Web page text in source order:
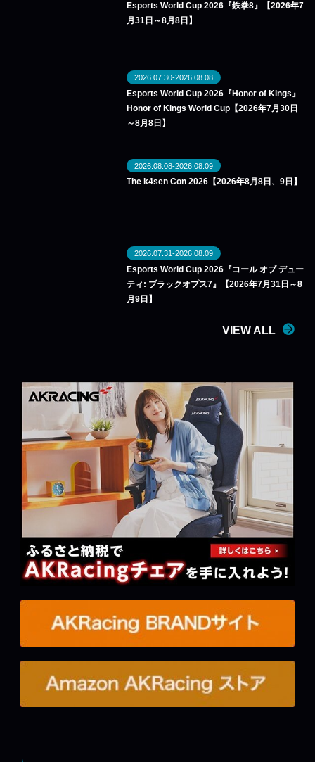
Esports World Cup 2026『鉄拳8』【2026年7
月31日～8月8日】
2026.07.30-2026.08.08
Esports World Cup 2026『Honor of Kings』
Honor of Kings World Cup【2026年7月30日
～8月8日】
2026.08.08-2026.08.09
The k4sen Con 2026【2026年8月8日、9日】
2026.07.31-2026.08.09
Esports World Cup 2026『コール オブ デュー
ティ: ブラックオプス7』【2026年7月31日～8
月9日】
VIEW ALL